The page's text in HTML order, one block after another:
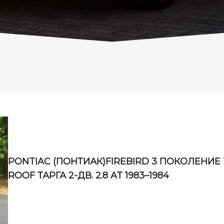
PONTIAC (ПОНТИАК)FIREBIRD 3 ПОКОЛЕНИЕ
ROOF ТАРГА 2-ДВ. 2.8 AT 1983–1984